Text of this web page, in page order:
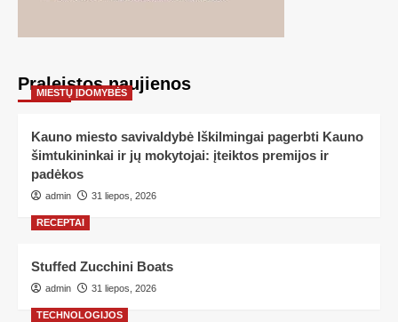
Praleistos naujienos
MIESTŲ ĮDOMYBĖS
Kauno miesto savivaldybė Iškilmingai pagerbti Kauno
šimtukininkai ir jų mokytojai: įteiktos premijos ir
padėkos
admin 31 liepos, 2026
RECEPTAI
Stuffed Zucchini Boats
admin 31 liepos, 2026
TECHNOLOGIJOS